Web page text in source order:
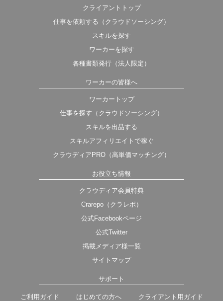
クライアントトップ
仕事を依頼する（クラウドソーシング）
スキルを探す
ワーカーを探す
各種書類発行（法人限定）
ワーカーの皆様へ
ワーカートップ
仕事を探す（クラウドソーシング）
スキルを出品する
スキルアフィリエイトで稼ぐ
クラウディアPRO（高単価マッチング）
お役立ち情報
クラウディア会員特典
Crarepo（クラレポ）
公式Facebookページ
公式Twitter
掲載メディア様一覧
サイトマップ
サポート
ご利用ガイド はじめての方へ クライアント用ガイド